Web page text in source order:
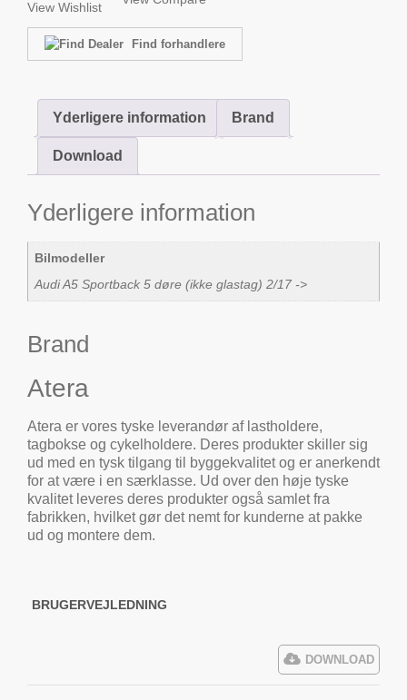
View Wishlist
Find forhandlere
Yderligere information Brand
Download
Yderligere information
Bilmodeller
Audi A5 Sportback 5 døre (ikke glastag) 2/17 ->
Brand
Atera
Atera er vores tyske leverandør af lastholdere,
tagbokse og cykelholdere. Deres produkter skiller sig
ud med en tysk tilgang til byggekvalitet og er anerkendt
for at være i en særklasse. Ud over den høje tyske
kvalitet leveres deres produkter også samlet fra
fabrikken, hvilket gør det nemt for kunderne at pakke
ud og montere dem.
BRUGERVEJLEDNING
DOWNLOAD